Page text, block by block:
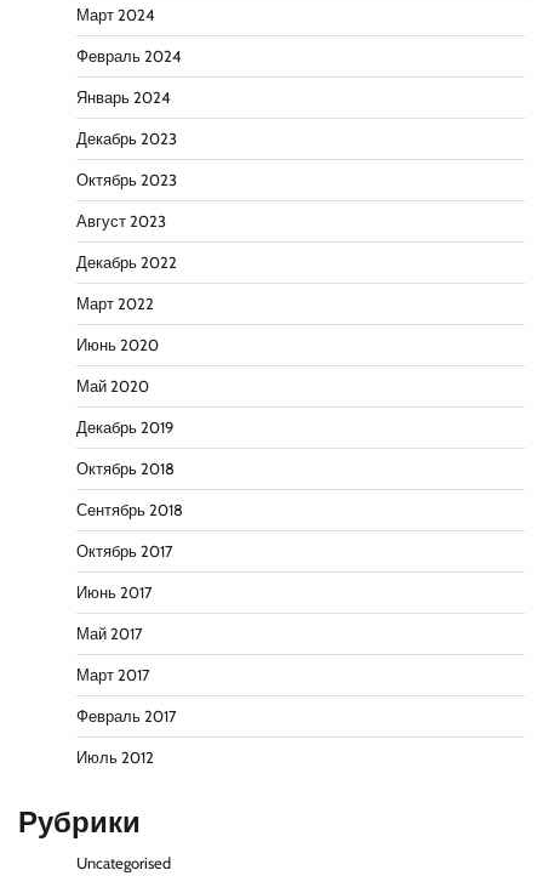
Март 2024
Февраль 2024
Январь 2024
Декабрь 2023
Октябрь 2023
Август 2023
Декабрь 2022
Март 2022
Июнь 2020
Май 2020
Декабрь 2019
Октябрь 2018
Сентябрь 2018
Октябрь 2017
Июнь 2017
Май 2017
Март 2017
Февраль 2017
Июль 2012
Рубрики
Uncategorised